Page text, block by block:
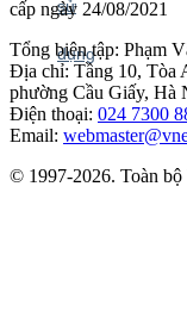
cấp ngày 24/08/2021
Tổng biên tập: Phạm
Địa chỉ: Tầng 10, Tòa
phường Cầu Giấy, Hà
Điện thoại: 024 7300
Email:
© 1997-2026. Toàn bộ